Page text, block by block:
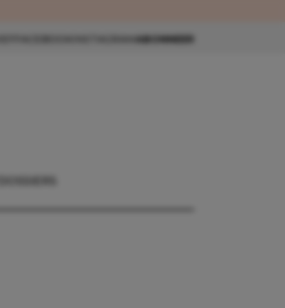
ABONNEER